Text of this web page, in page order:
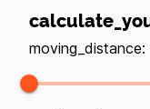
moving_distance: